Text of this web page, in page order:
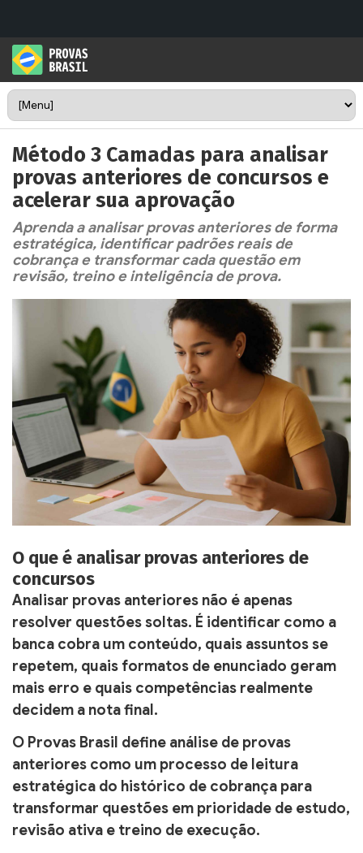
Método 3 Camadas para analisar
provas anteriores de concursos e
acelerar sua aprovação
Aprenda a analisar provas anteriores de forma
estratégica, identificar padrões reais de
cobrança e transformar cada questão em
revisão, treino e inteligência de prova.
O que é analisar provas anteriores de
concursos
Analisar provas anteriores não é apenas
resolver questões soltas. É identificar como a
banca cobra um conteúdo, quais assuntos se
repetem, quais formatos de enunciado geram
mais erro e quais competências realmente
decidem a nota final.
O Provas Brasil define análise de provas
anteriores como um processo de leitura
estratégica do histórico de cobrança para
transformar questões em prioridade de estudo,
revisão ativa e treino de execução.